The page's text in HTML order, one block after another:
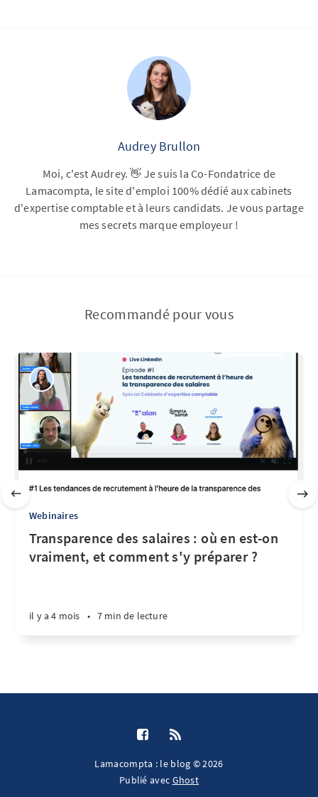
Audrey Brullon
Moi, c'est Audrey. 👋 Je suis la Co-Fondatrice de
Lamacompta, le site d'emploi 100% dédié aux cabinets
d'expertise comptable et à leurs candidats. Je vous partage
mes secrets marque employeur !
Recommandé pour vous
Webinaires
Transparence des salaires : où en est-on
vraiment, et comment s'y préparer ?
il y a 4 mois • 7 min de lecture
Lamacompta : le blog © 2026
Publié avec Ghost